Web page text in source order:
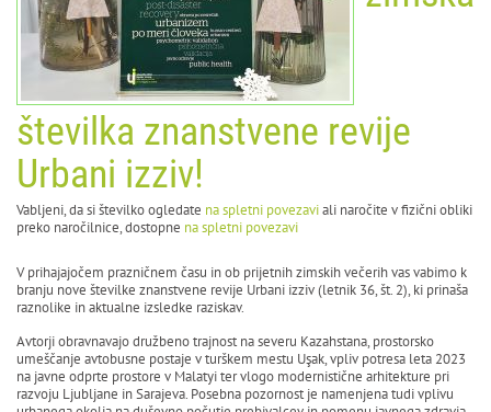
številka znanstvene revije
Urbani izziv!
Vabljeni, da si številko ogledate na spletni povezaviali naročite v fizični obliki
preko naročilnice, dostopne na spletni povezavi
V prihajajočem prazničnem času in ob prijetnih zimskih večerih vas vabimo k
branju nove številke znanstvene revije Urbani izziv (letnik 36, št. 2), ki prinaša
raznolike in aktualne izsledke raziskav.
Avtorji obravnavajo družbeno trajnost na severu Kazahstana, prostorsko
umeščanje avtobusne postaje v turškem mestu Uşak, vpliv potresa leta 2023
na javne odprte prostore v Malatyi ter vlogo modernistične arhitekture pri
razvoju Ljubljane in Sarajeva. Posebna pozornost je namenjena tudi vplivu